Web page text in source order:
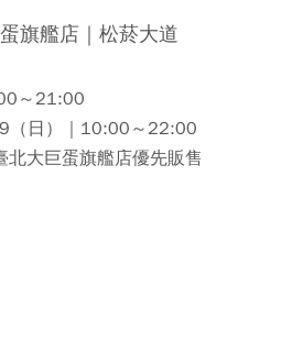
旗艦店｜松菸大道
～21:00
日）｜10:00～22:00
北大巨蛋旗艦店優先販售